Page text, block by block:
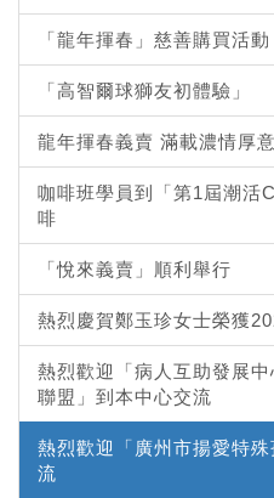
「龍年揮春」慈善購買活動
「高智爾球獅友初體驗」
龍年揮春義賣 滿載濃情厚意
咖啡班學員到「第1屆潮活
啡
「悅來義賣」順利舉行
熱烈慶賀鄭玉珍女士榮獲
熱烈歡迎「病人互助發展
聯盟」到本中心交流
熱烈歡迎「廣州市揚愛特
流